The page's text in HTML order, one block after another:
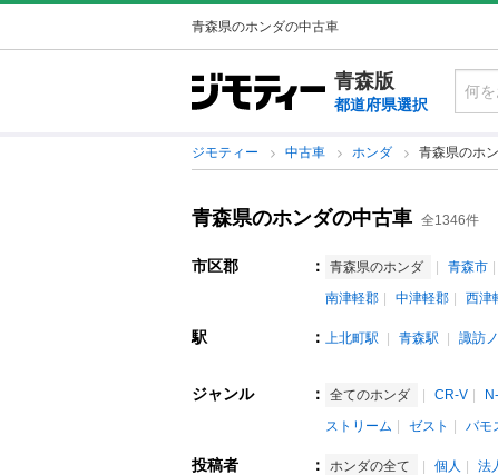
青森県のホンダの中古車
青森版
都道府県選択
ジモティー 中古車 ホンダ 青森県のホ
青森県のホンダの中古車 全1346件
市区郡 ： 青森県のホンダ 青森市
南津軽郡
中津軽郡 西津
駅 ： 上北町駅 青森駅 諏訪
ジャンル ： 全てのホンダ CR-V
ストリーム
ゼスト バモ
投稿者 ： ホンダの全て 個人 法